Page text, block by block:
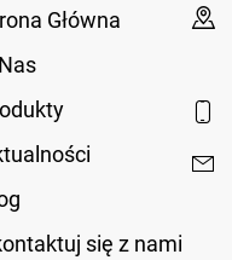
Główna
się z nami